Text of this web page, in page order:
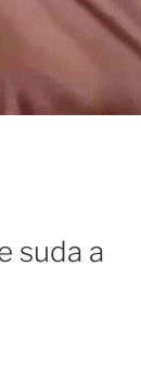
suda a